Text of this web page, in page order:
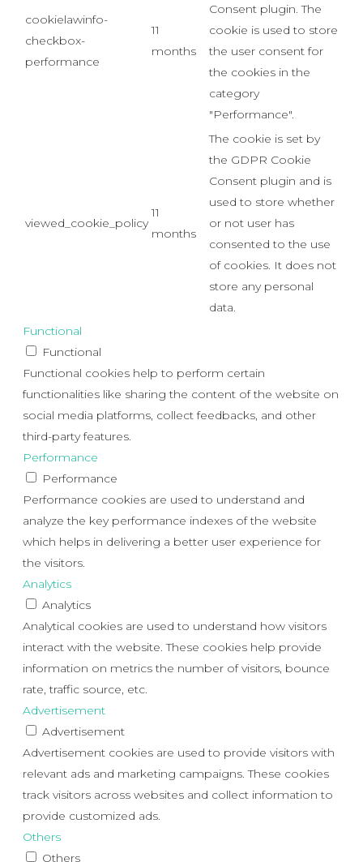
cookielawinfo-
checkbox-
performance
11
months
Consent plugin. The
cookie is used to store
the user consent for
the cookies in the
category
"Performance".
viewed_cookie_policy
11
months
The cookie is set by
the GDPR Cookie
Consent plugin and is
used to store whether
or not user has
consented to the use
of cookies. It does not
store any personal
data.
Functional
Functional
Functional cookies help to perform certain
functionalities like sharing the content of the website on
social media platforms, collect feedbacks, and other
third-party features.
Performance
Performance
Performance cookies are used to understand and
analyze the key performance indexes of the website
which helps in delivering a better user experience for
the visitors.
Analytics
Analytics
Analytical cookies are used to understand how visitors
interact with the website. These cookies help provide
information on metrics the number of visitors, bounce
rate, traffic source, etc.
Advertisement
Advertisement
Advertisement cookies are used to provide visitors with
relevant ads and marketing campaigns. These cookies
track visitors across websites and collect information to
provide customized ads.
Others
Others